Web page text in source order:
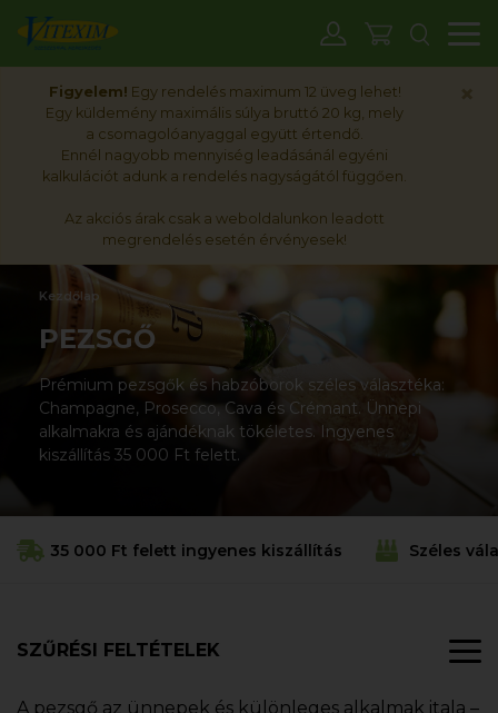
Figyelem! Egy rendelés maximum 12 üveg lehet!
Egy küldemény maximális súlya bruttó 20 kg, mely
a csomagolóanyaggal együtt értendő.
Ennél nagyobb mennyiség leadásánál egyéni
kalkulációt adunk a rendelés nagyságától függően.
Az akciós árak csak a weboldalunkon leadott
megrendelés esetén érvényesek!
Kezdőlap
PEZSGŐ
Prémium pezsgők és habzóborok széles választéka:
Champagne, Prosecco, Cava és Crémant. Ünnepi
alkalmakra és ajándéknak tökéletes. Ingyenes
kiszállítás 35 000 Ft felett.
35 000 Ft felett ingyenes kiszállítás Széles
SZŰRÉSI FELTÉTELEK
A pezsgő az ünnepek és különleges alkalmak itala –